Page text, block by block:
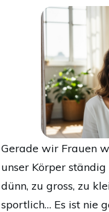
Gerade wir Frauen
unser Körper
dünn, zu gross, zu
sportlich… Es ist nie